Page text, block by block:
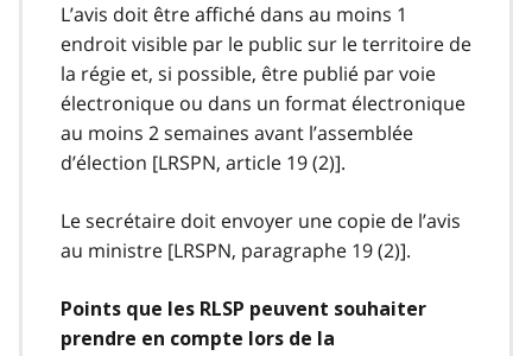
L’avis doit être affiché dans au moins 1
endroit visible par le public sur le territoire de
la régie et, si possible, être publié par voie
électronique ou dans un format électronique
au moins 2 semaines avant l’assemblée
d’élection [LRSPN, article 19 (2)].
Le secrétaire doit envoyer une copie de l’avis
au ministre [LRSPN, paragraphe 19 (2)].
Points que les RLSP peuvent souhaiter
prendre en compte lors de la